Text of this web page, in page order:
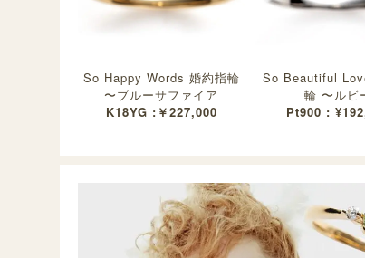
So Happy Words 婚約指輪
〜ブルーサファイア
K18YG :￥227,000
So Beautiful
輪 〜ルビ
Pt900 :